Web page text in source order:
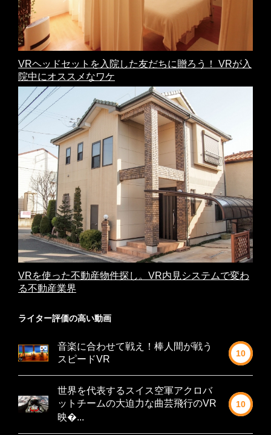
VRヘッドセットを入院した友だちに贈ろう！ VRが入
院中にオススメなワケ
VRを使った不動産物件探し。VR内見システムで変わ
る不動産業界
ライター評価の高い動画
音楽に合わせて戦え！棒人間が戦う
スピードVR
10
世界を代表するスイス空軍アクロバ
ットチームの大迫力な曲芸飛行のVR
映�...
10